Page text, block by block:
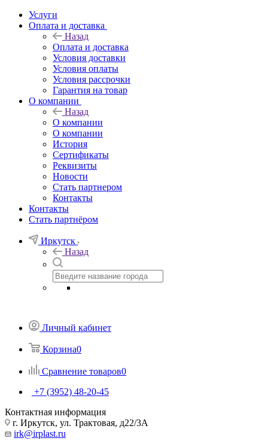
Услуги
Оплата и доставка
Назад
Оплата и доставка
Условия доставки
Условия оплаты
Условия рассрочки
Гарантия на товар
О компании
Назад
О компании
О компании
История
Сертификаты
Реквизиты
Новости
Стать партнером
Контакты
Контакты
Стать партнёром
Иркутск
Назад
Личный кабинет
Корзина0
Сравнение товаров0
+7 (3952) 48-20-45
Контактная информация
г. Иркутск, ул. Трактовая, д22/3А
irk@irplast.ru